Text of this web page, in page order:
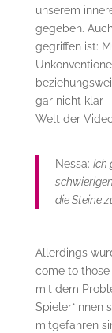
unserem
gegeben.
gegriffen ist:
gar nicht klar
Welt der
Nessa: Ich
die Steine
Allerdings
come to
mit dem
Spieler*innen
mitgefahren